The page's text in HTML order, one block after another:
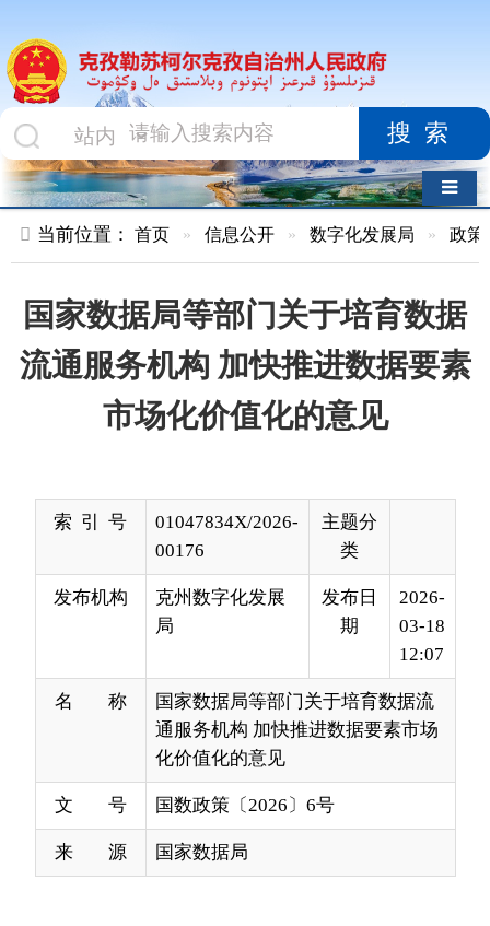
搜索
当前位置： 首页 信息公开 » 数字化发展局 » 政策文件 » 正
国家数据局等部门关于培育数据
流通服务机构 加快推进数据要素
市场化价值化的意见
01047834X/2026- 主题分
发布机构 克州数字化发展 发布日
期
2026-
03-18
12:07
名 称 国家数据局等部门关于培育数据流
通服务机构 加快推进数据要素市场
化价值化的意见
来 源 国家数据局
各省、自治区、直辖市及新疆生产建设兵团数
据管理部门、工业和信息化主管部门、公安厅